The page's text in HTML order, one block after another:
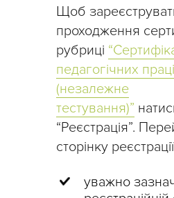
Щоб
проходження
рубриці
педагогічних
(незалежне
тестування)”
“Реєстрація”.
сторінку
уважно